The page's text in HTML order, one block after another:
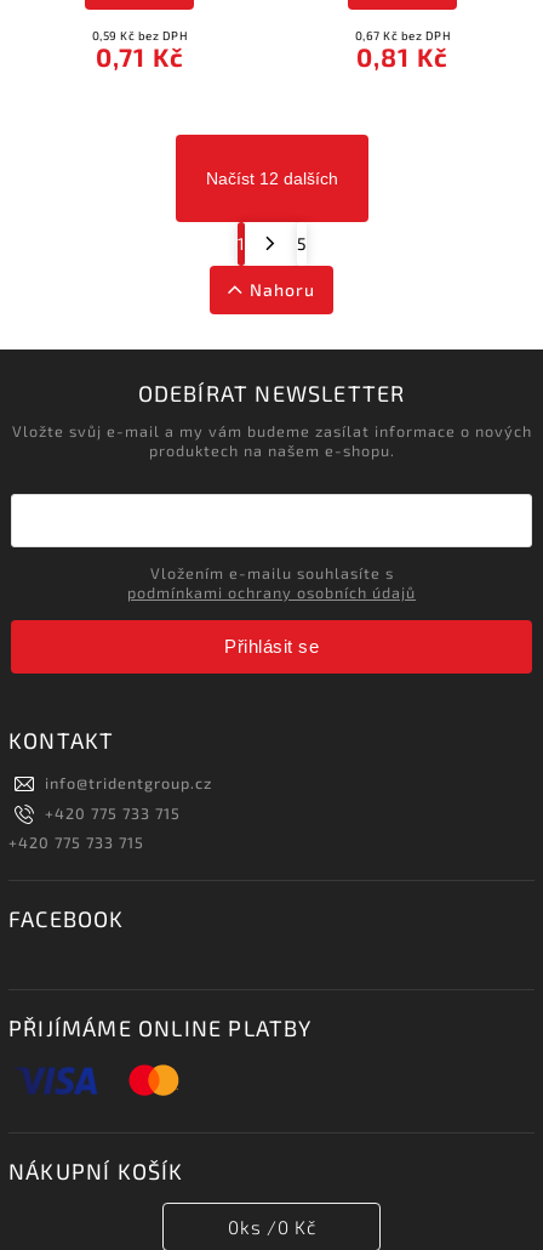
0,59 Kč bez DPH
0,71 Kč
0,67 Kč bez DPH
0,81 Kč
Načíst 12 dalších
1 5
Nahoru
ODEBÍRAT NEWSLETTER
Vložte svůj e-mail a my vám budeme zasílat informace o nových
produktech na našem e-shopu.
podmínkami ochrany osobních údajů
Přihlásit se
KONTAKT
info@tridentgroup.cz
+420 775 733 715
+420 775 733 715
FACEBOOK
PŘIJÍMÁME ONLINE PLATBY
NÁKUPNÍ KOŠÍK
0ks /0 Kč